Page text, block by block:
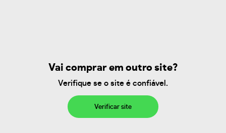
Vai comprar em outro site?
Verifique se o site é confiável.
Verificar site